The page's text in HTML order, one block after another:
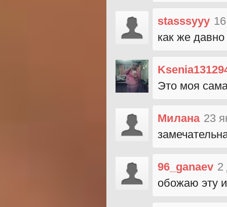
stasssyyy
как же
Это моя
Милана 23
96_ganaev 2
обожаю эту